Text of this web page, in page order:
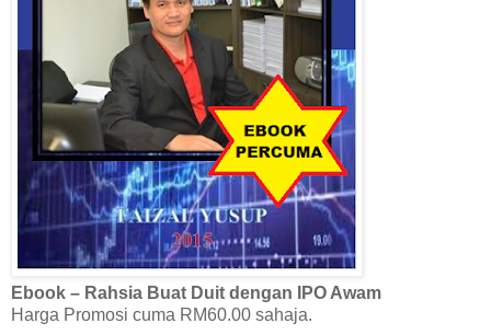
Ebook – Rahsia Buat Duit dengan IPO Awam
Harga Promosi cuma RM60.00 sahaja.